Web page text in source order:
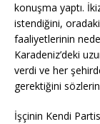
konuşma yaptı.
istendiğini,
faaliyetlerinin
Karadeniz’deki
verdi ve her
gerektiğini
İşçinin Kendi